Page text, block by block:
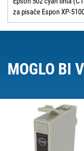
za pisače Espon XP-
MOGLO BI